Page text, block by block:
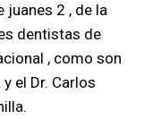
juanes 2 , de la
dentistas de
, como son
el Dr. Carlos